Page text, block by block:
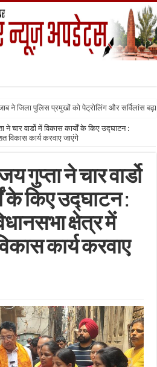
ने जिला पुलिस प्रमुखों को पेट्रोलिंग और सर्विलांस
ने चार वार्डो में विकास कार्यों के किए उद्घाटन :
विकास कार्य करवाए जाएंगे
गुप्ता ने चार वार्डो
के किए उद्घाटन :
क्षेत्र में
कार्य करवाए